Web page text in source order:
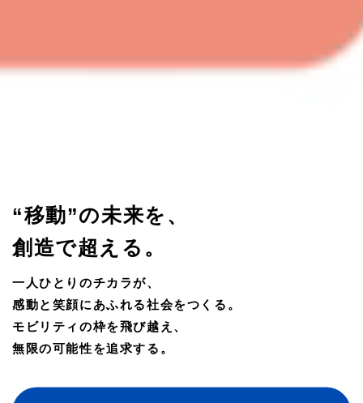
“移動”の未来を、
創造で超える。
一人ひとりのチカラが、
感動と笑顔にあふれる社会をつくる。
モビリティの枠を飛び越え、
無限の可能性を追求する。